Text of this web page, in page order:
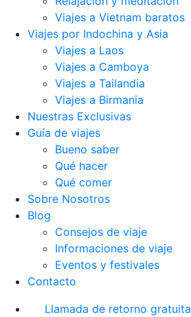
Viajes a Vietnam baratos
Viajes por Indochina y Asia
Viajes a Laos
Viajes a Camboya
Viajes a Tailandia
Viajes a Birmania
Nuestras Exclusivas
Guía de viajes
Bueno saber
Qué hacer
Qué comer
Sobre Nosotros
Blog
Consejos de viaje
Informaciones de viaje
Eventos y festivales
Contacto
Llamada de retorno gratuita